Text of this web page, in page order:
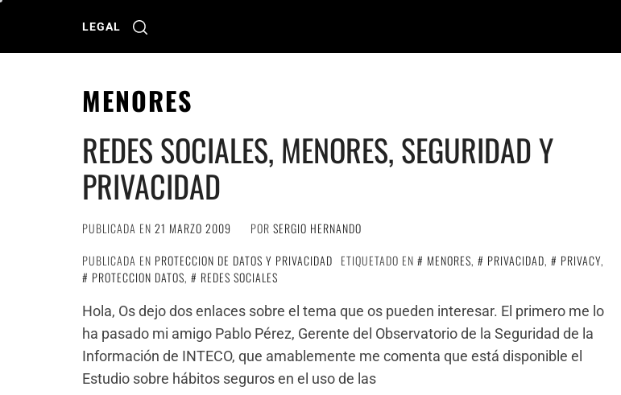
LEGAL
MENORES
REDES SOCIALES, MENORES, SEGURIDAD Y
PRIVACIDAD
PUBLICADA EN 21 MARZO 2009 POR SERGIO HERNANDO
PUBLICADA EN PROTECCION DE DATOS Y PRIVACIDAD ETIQUETADO EN MENORES, PRIVACIDAD, PRIVACY,
PROTECCION DATOS,
REDES SOCIALES
Hola, Os dejo dos enlaces sobre el tema que os pueden interesar. El primero me lo
ha pasado mi amigo Pablo Pérez, Gerente del Observatorio de la Seguridad de la
Información de INTECO, que amablemente me comenta que está disponible el
Estudio sobre hábitos seguros en el uso de las